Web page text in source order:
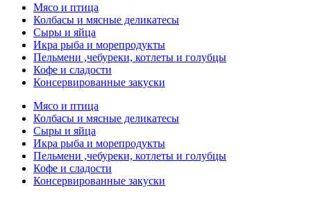
Мясо и птица
Колбасы и мясные деликатесы
Сыры и яйца
Икра рыба и морепродукты
Пельмени ,чебуреки, котлеты и голубцы
Кофе и сладости
Консервированные закуски
Мясо и птица
Колбасы и мясные деликатесы
Сыры и яйца
Икра рыба и морепродукты
Пельмени ,чебуреки, котлеты и голубцы
Кофе и сладости
Консервированные закуски